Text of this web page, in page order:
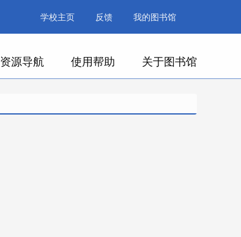
学校主页 反馈 我的图书馆
资源导航 使用帮助 关于图书馆